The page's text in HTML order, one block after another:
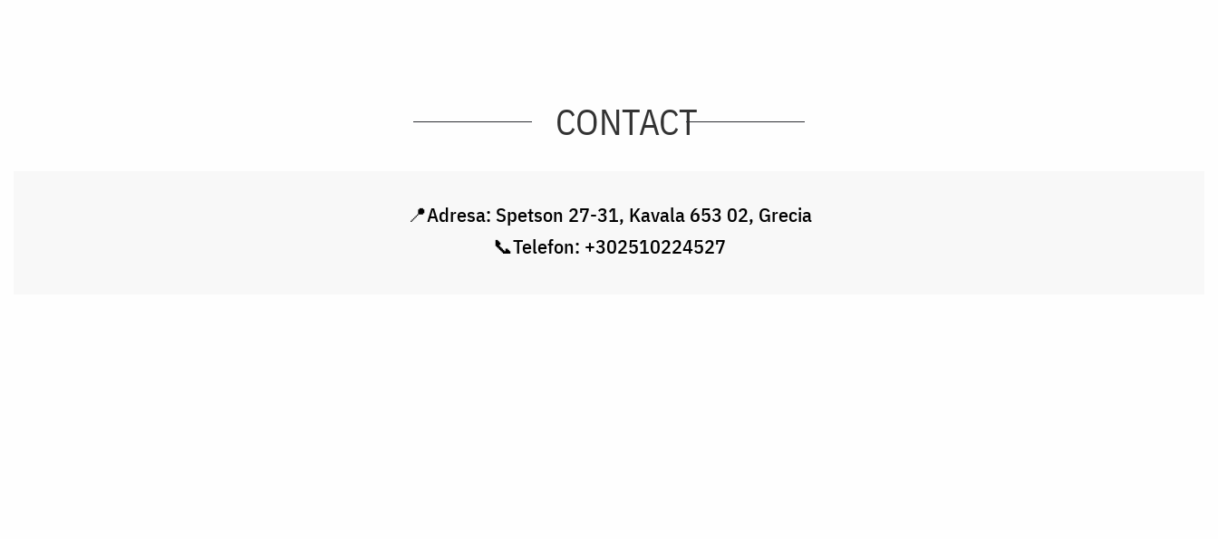
CONTACT
📍Adresa: Spetson 27-31, Kavala 653 02, Grecia
📞Telefon: +302510224527